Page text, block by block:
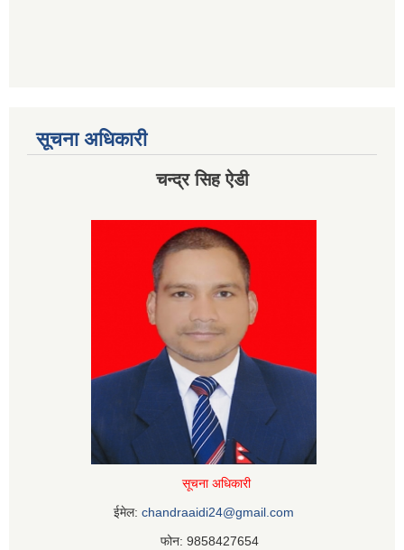
सूचना अधिकारी
चन्द्र सिह ऐडी
सूचना अधिकारी
ईमेल: chandraaidi24@gmail.com
फोन: 9858427654